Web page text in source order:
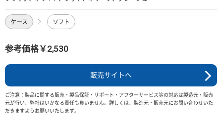
ケース ソフト
参考価格￥2,530
販売サイトへ
ご注意：製品に関する販売・製品保証・サポート・アフターサービス等の対応は製造元・販売
元が行い、弊社はいかなる責任も負いません。詳しくは、製造元・販売元にお問い合わせいた
だきますようお願いいたします。